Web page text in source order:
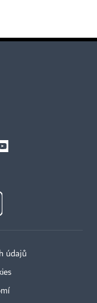
údajů